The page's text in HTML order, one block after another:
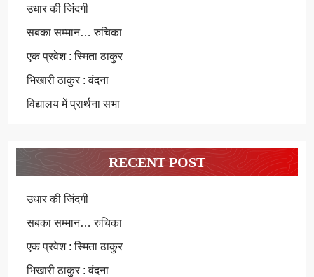
उधार की जिंदगी
सबका सम्मान… रुचिका
एक प्रवेश : स्मिता ठाकुर
भिखारी ठाकुर : वंदना
विद्यालय में प्रार्थना सभा
RECENT POST
उधार की जिंदगी
सबका सम्मान… रुचिका
एक प्रवेश : स्मिता ठाकुर
भिखारी ठाकुर : वंदना